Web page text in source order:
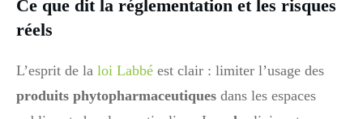
Ce que dit la réglementation et les risques
réels
L’esprit de la loi Labbé est clair : limiter l’usage des
produits phytopharmaceutiques dans les espaces